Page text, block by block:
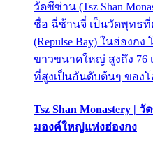
วัดซีซ่าน (Tsz Shan
ชื่อ ฉี่ซ้านจี๋ เป็นวัดพุทธที่
(Repulse Bay) ในฮ่องก
ขาวขนาดใหญ่ สูงถึง 76
ที่สูงเป็นอันดับต้นๆ ของโ
Tsz Shan Monastery |
มองค์ใหญ่แห่งฮ่องกง